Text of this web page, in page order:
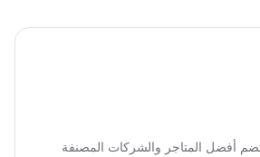
أفضل المتاجر والشركات المصنفة